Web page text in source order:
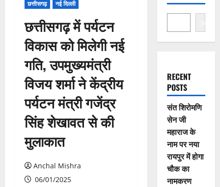
छत्तीसगढ़ नई दिल्ली
छत्तीसगढ़ में पर्यटन
विकास को मिलेगी नई
गति, उपमुख्यमंत्री
विजय शर्मा ने केंद्रीय
पर्यटन मंत्री गजेंद्र
सिंह शेखावत से की
मुलाकात
Anchal Mishra
06/01/2025
Search
RECENT
POSTS
संत शिरोमणि
सेन जी
महाराज के
नाम पर नया
रायपुर में होगा
चौक का
नामकरण